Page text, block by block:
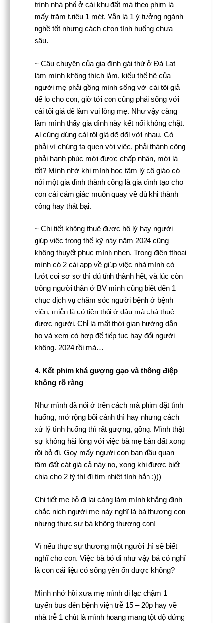
trình nhà phố ở cái khu đất mà theo phim là
mấy trăm t.riệu 1 mét. Vẫn là 1 ý tưởng ngành
nghề tốt nhưng cách chọn tình huống chưa
sâu.
~ Câu chuyện của gia đình gái thứ ở Đà Lạt
làm mình không thích lắm, kiểu thế hệ của
người mẹ phải gồng mình sống với cái tôi giả
để lo cho con, giờ tới con cũng phải sống với
cái tôi giả để làm vui lòng mẹ. Như vậy càng
làm mình thấy gia đình này kết nối không chặt.
Ai cũng dùng cái tôi giả để đối với nhau. Có
phải vì chúng ta quen với việc, phải thành công
phải hạnh phúc mới được chấp nhận, mới là
tốt? Mình nhớ khi mình học tâm lý cô giáo có
nói một gia đình thành công là gia đình tạo cho
con cái cảm giác muốn quay về dù khi thành
công hay thất bại.
~ Chi tiết không thuê được hộ lý hay người
giúp việc trong thế kỹ này năm 2024 cũng
không thuyết phục mình nhen. Trong điện tthoại
mình có 2 cái app về giúp việc nhà mình có
lướt coi sơ sơ thì đủ tỉnh thành hết, và lúc còn
trông người thân ở BV mình cũng biết đến 1
chục dịch vụ chăm sóc người bệnh ở bệnh
viện, miễn là có tiền thôi ở đâu mà chả thuê
được người. Chỉ là mất thời gian hướng dẫn
họ và xem có hợp để tiếp tục hay đổi người
không. 2024 rồi mà…
4. Kết phim khá gượng gạo và thông điệp
không rõ ràng
Như mình đã nói ở trên cách mà phim đặt tình
huống, mở rộng bối cảnh thì hay nhưng cách
xử lý tình huống thì rất gượng, gồng. Mình thật
sự không hài lòng với việc bà mẹ bán đất xong
rồi bỏ đi. Goy mấy người con ban đầu quan
tâm đất cát giá cả này nọ, xong khi được biết
chia cho 2 tỳ thì đi tìm nhiệt tình hẳn :)))
Chi tiết mẹ bỏ đi lại càng làm mình khẳng định
chắc nịch người mẹ này nghĩ là bà thương con
nhưng thực sự bà không thương con!
Vì nếu thực sự thương một người thì sẽ biết
nghĩ cho con. Việc bà bỏ đi như vậy bả có nghĩ
là con cái liệu có sống yên ổn được không?
Mình nhớ hồi xưa mẹ mình đi lạc chậm 1
tuyến bus đến bệnh viện trễ 15 – 20p hay về
nhà trễ 1 chút là mình hoang mang tột độ đứng